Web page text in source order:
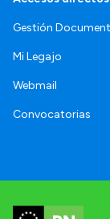
Gestión
Mi Legajo
Webmail
Convocatorias